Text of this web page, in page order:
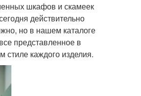
шкафов и скамеек
действительно
но в нашем каталоге
представленное в
стиле каждого изделия.